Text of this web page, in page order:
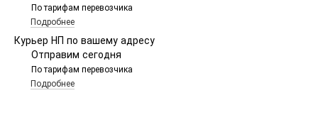
По тарифам перевозчика
Подробнее
Курьер НП по вашему адресу
Отправим сегодня
По тарифам перевозчика
Подробнее